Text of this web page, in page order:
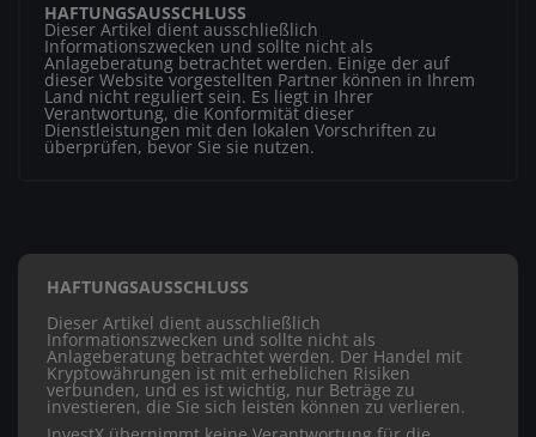
HAFTUNGSAUSSCHLUSS
Dieser Artikel dient ausschließlich
Informationszwecken und sollte nicht als
Anlageberatung betrachtet werden. Einige der auf
dieser Website vorgestellten Partner können in Ihrem
Land nicht reguliert sein. Es liegt in Ihrer
Verantwortung, die Konformität dieser
Dienstleistungen mit den lokalen Vorschriften zu
überprüfen, bevor Sie sie nutzen.
HAFTUNGSAUSSCHLUSS
Dieser Artikel dient ausschließlich
Informationszwecken und sollte nicht als
Anlageberatung betrachtet werden. Der Handel mit
Kryptowährungen ist mit erheblichen Risiken
verbunden, und es ist wichtig, nur Beträge zu
investieren, die Sie sich leisten können zu verlieren.